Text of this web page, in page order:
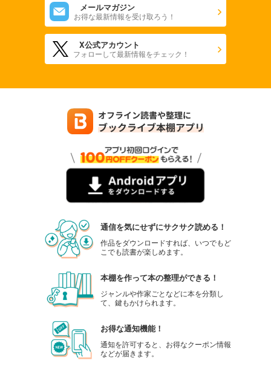
メールマガジン
お得な最新情報を受け取ろう！
X公式アカウント
フォローして最新情報をチェック！
通信を気にせずにサクサク読める！
作品をダウンロードすれば、いつでもど
こでも読書が楽しめます。
本棚を作って本の整理ができる！
ジャンルや作家ごとなどに本を分類し
て、鍵もかけられます。
お得な通知機能！
通知を許可すると、お得なクーポン情報
などが届きます。